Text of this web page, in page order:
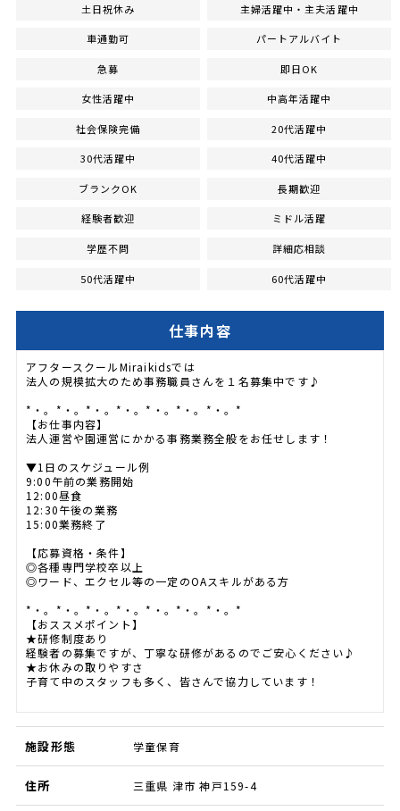
土日祝休み 主婦活躍中・主夫活躍中
車通勤可 パートアルバイト
急募 即日OK
女性活躍中 中高年活躍中
社会保険完備 20代活躍中
30代活躍中 40代活躍中
ブランクOK 長期歓迎
経験者歓迎 ミドル活躍
学歴不問 詳細応相談
50代活躍中 60代活躍中
仕事内容
アフタースクールMiraikidsでは
法人の規模拡大のため事務職員さんを１名募集中です♪
*・。*・。*・。*・。*・。*・。*・。*
【お仕事内容】
法人運営や園運営にかかる事務業務全般をお任せします！
▼1日のスケジュール例
9:00午前の業務開始
12:00昼食
12:30午後の業務
15:00業務終了
【応募資格・条件】
◎各種専門学校卒以上
◎ワード、エクセル等の一定のOAスキルがある方
*・。*・。*・。*・。*・。*・。*・。*
【おススメポイント】
★研修制度あり
経験者の募集ですが、丁寧な研修があるのでご安心ください♪
★お休みの取りやすさ
子育て中のスタッフも多く、皆さんで協力しています！
施設形態 学童保育
住所 三重県 津市 神戸159-4